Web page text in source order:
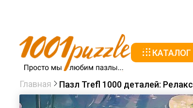
КАТАЛОГ
Главная Пазл Trefl 1000 деталей: Релакс